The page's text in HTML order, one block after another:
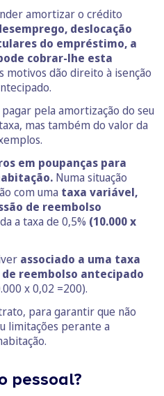
amortizar o crédito
deslocação
do empréstimo, a
cobrar-lhe esta
motivos dão direito à isenção
pela amortização do seu
mas também do valor da
em poupanças para
Numa situação
com uma taxa variável,
de reembolso
a taxa de 0,5% (10.000 x
associado a uma taxa
reembolso antecipado
x 0,02 =200).
para garantir que não
limitações perante a
pessoal?